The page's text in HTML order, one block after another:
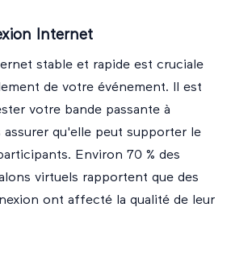
Internet
stable et rapide est cruciale
de votre événement. Il est
votre bande passante à
assurer qu'elle peut supporter le
Environ 70 % des
virtuels rapportent que des
ont affecté la qualité de leur